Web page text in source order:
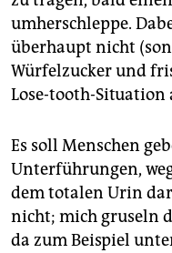
umherschleppe.
überhaupt nicht
Würfelzucker und
Lose-tooth-Situation
Es soll Menschen
Unterführungen,
dem totalen Urin
nicht; mich gruseln
da zum Beispiel